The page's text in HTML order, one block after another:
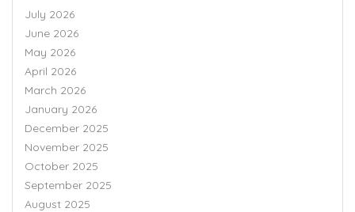
July 2026
June 2026
May 2026
April 2026
March 2026
January 2026
December 2025
November 2025
October 2025
September 2025
August 2025